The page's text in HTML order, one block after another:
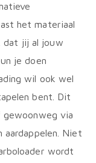
het materiaal
dat jij al jouw
je doen
wil ook wel
bent. Dit
gewoonweg via
aardappelen. Niet
wordt